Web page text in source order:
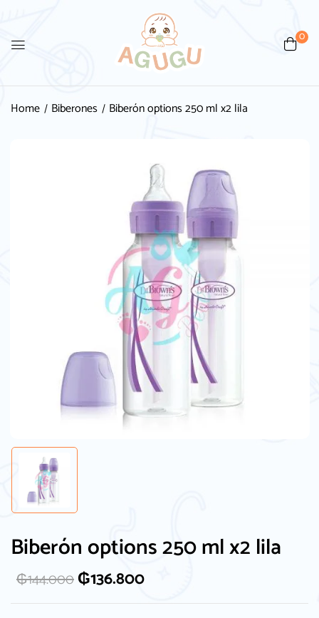
0
Home Biberones Biberón options 250 ml x2 lila
Biberón options 250 ml x2 lila
₲144.000₲136.800
Be the first to review
“Biberón options 250 ml x2 lila”
marcados con
vez que comente.